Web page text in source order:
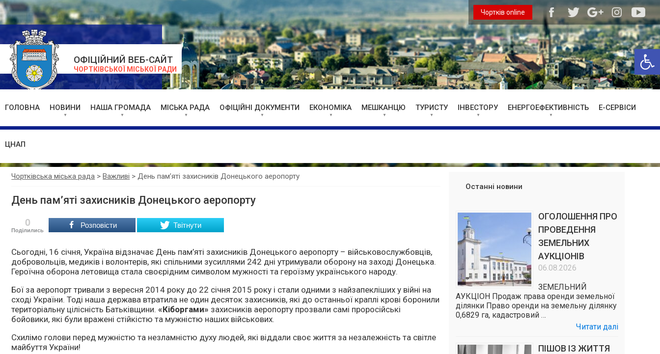
ОФІЦІЙНИЙ ВЕБ-САЙТ
ЧОРТКІВСЬКОЇ МІСЬКОЇ РАДИ
Чортків online
ГОЛОВНА НОВИНИ НАША ГРОМАДА МІСЬКА РАДА ОФІЦІЙНІ ДОКУМЕНТИ ЕКОНОМІКА МЕШКАНЦЮ ТУРИСТУ ІНВЕСТОРУ ЕНЕРГОЕФЕКТИВНІСТЬ Е-СЕРВІСИ
ЦНАП
Чортківська міська рада >Важливі >День пам’яті захисників Донецького аеропорту
День пам’яті захисників Донецького аеропорту
0
Поділились
Розповісти Твітнути
Сьогодні, 16 січня, Україна відзначає День пам’яті захисників Донецького аеропорту – військовослужбовців,
добровольців, медиків і волонтерів, які спільними зусиллями 242 дні утримували оборону на заході Донецька.
Героїчна оборона летовища стала своєрідним символом мужності та героїзму українського народу.
Бої за аеропорт тривали з вересня 2014 року до 22 січня 2015 року і стали одними з найзапекліших у війні на
сході України. Тоді наша держава втратила не один десяток захисників, які до останньої краплі крові боронили
територіальну цілісність Батьківщини.«Кіборгами» захисників аеропорту прозвали самі проросійські
бойовики, які були вражені стійкістю та мужністю наших військових.
Схилімо голови перед мужністю та незламністю духу людей, які віддали своє життя за незалежність та світле
майбуття України!
Останні новини
ОГОЛОШЕННЯ ПРО
ПРОВЕДЕННЯ
ЗЕМЕЛЬНИХ
АУКЦІОНІВ
06.08.2026
ЗЕМЕЛЬНИЙ
АУКЦІОН Продаж права оренди земельної
ділянки Право оренди на земельну ділянку
0,6829 га, кадастровий …
Читати далі
ПІШОВ ІЗ ЖИТТЯ